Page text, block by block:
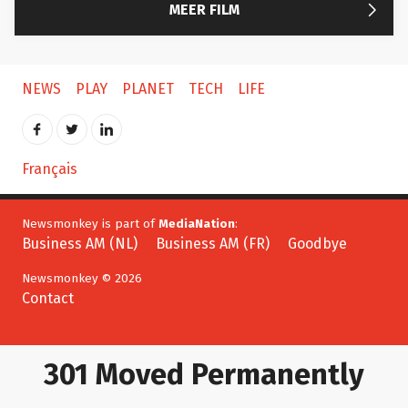
MEER FILM 
NEWS PLAY PLANET TECH LIFE
Français
Newsmonkey is part ofMediaNation:
Business AM (NL) Business AM (FR) Goodbye
Newsmonkey © 2026
Contact
301 Moved Permanently